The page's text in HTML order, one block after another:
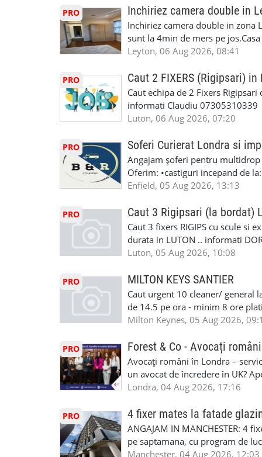
iTP/MOT Masini Mici si Vanuri
Accident Management, Preluam
Masina la Schimb. ✅ Distributii
Geometrie Profesionala Roti
Explicatii. ✅ Suntem foarte buni
Reparam orice tip de masina
Masina de Drum Lung. ✅
Detailing Auto Interior/Exterior.
WhatsApp Text https://wa.link/
6HB
#AtelierAutoLondra
#RomanianGarageRepair
#RomanianMechanic
#MecaniciProfesionistiLondra
#mecanicmoldoveanlondra
lucru constant ✅ Echipă
detalii și programare, trimiteți
PRO Inchiriez camera double in
Inchiriez camera double in zona
sunt la 4min de mers pe
incluse.Cautam o persoana sau
seriozitate.Multumesc anticipat.
Leyton, 06 Aug 2026, 08:41
PRO Caut 2 FIXERS (Rigipsari) in
Caut echipa de 2 Fixers
informati Claudiu 07305310339
Luton, 06 Aug 2026, 07:20
PRO Soferi Curierat Londra si
Angajam șoferi pentru
Oferim: •castiguri incepand de
pentru cei platitori de VAT si
status obligatoriu •varsta
compania aplica pentru
•oferim: - training platit (3 zile-
nedeterminata. -full time/ part-
masinii). Acceptam cu permis
Enfield - Weybridge - Romford -
programari la interviu apelati
Enfield, 05 Aug 2026, 13:13
PRO Caut 3 Rigipsari (la bordat)
Caut 3 fixers RIGIPS cu scule si
durata in LUTON .. informati
Luton, 05 Aug 2026, 10:08
PRO MILTON KEYS SANTIER
Caut urgent 10 cleaner/ general
de 14.5 pe ora - minim 8 ore
la Amazon. Munca este usoara,
SAPTAMANALA Contact: +44
interesati
Milton Keynes, 05 Aug 2026,
PRO Forest & Co - Avocați
Avocați români în Londra –
un avocat de încredere în UK?
Solicitors, indiferent că ai nevoie
familiei (divorț, custodie, partaj)
Servicii pentru companii: •
• Imigrație pentru afaceri și
soluționarea disputelor 💡 De ce
Londra, 04 Aug 2026, 17:16
PRO 4 fixer mates la fatade
ANGAJAM IN MANCHESTER:
pe saptamana, cu program de
in perioada urmatoare. Cerinte:
Manchester, 04 Aug 2026, 12:03